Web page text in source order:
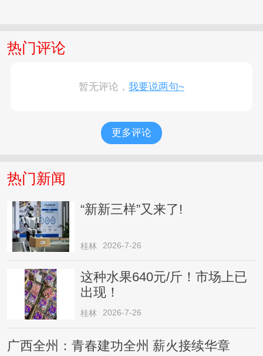
热门评论
暂无评论， 我要说两句~
更多评论
热门新闻
“新新三样”又来了!
桂林 2026-7-26
这种水果640元/斤！市场上已
出现！
桂林 2026-7-26
广西全州：青春建功全州 薪火接续华章